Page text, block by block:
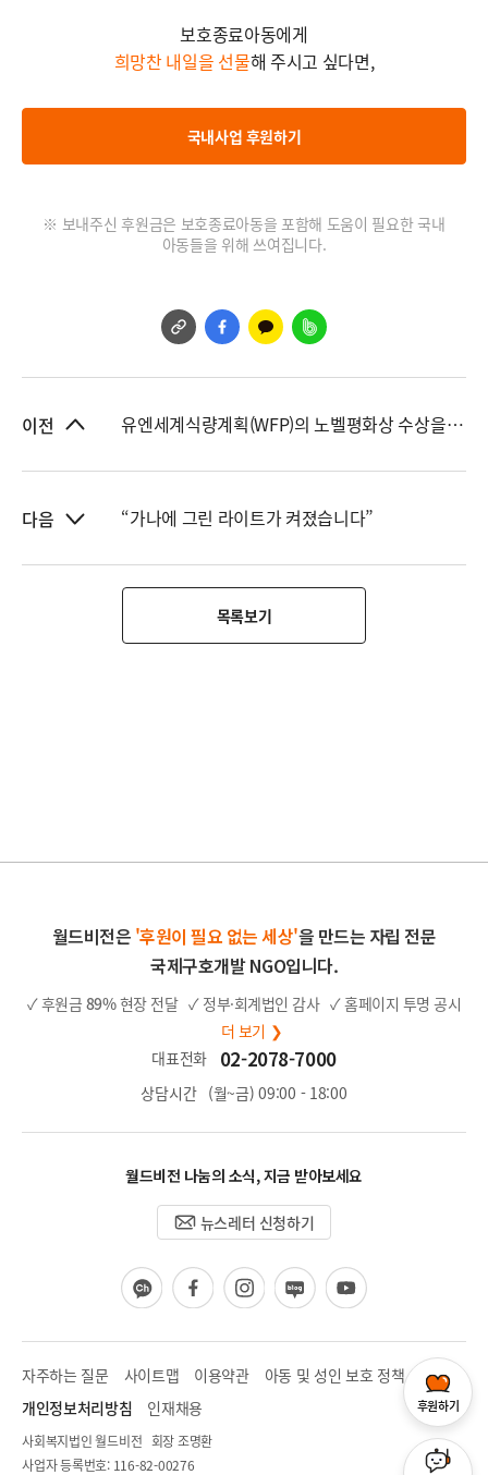
보호종료아동에게
희망찬 내일을 선물해 주시고 싶다면,
국내사업 후원하기
※ 보내주신 후원금은 보호종료아동을 포함해 도움이 필요한 국내
아동들을 위해 쓰여집니다.
이전 유엔세계식량계획(WFP)의 노벨평화상 수상을 월드비전이 진심으로 축하하는 이유
다음 “가나에 그린 라이트가 켜졌습니다”
목록보기
월드비전은 '후원이 필요 없는 세상'을 만드는 자립 전문
국제구호개발 NGO입니다.
✓ 후원금 89%현장 전달 ✓ 정부·회계법인 감사 ✓ 홈페이지 투명 공시
더 보기 ❯
대표전화
02-2078-7000
상담시간 (월~금) 09:00 - 18:00
월드비전 나눔의 소식, 지금 받아보세요
뉴스레터 신청하기
카
카
채
널
페
이
북
인
스
그
램
블
로
유
튜
자주하는 질문 사이트맵 이용약관
아동 및 성인 보호 정책
개인정보처리방침
인재채용
사회복지법인 월드비전 회장 조명환
사업자 등록번호: 116-82-00276
후원하기